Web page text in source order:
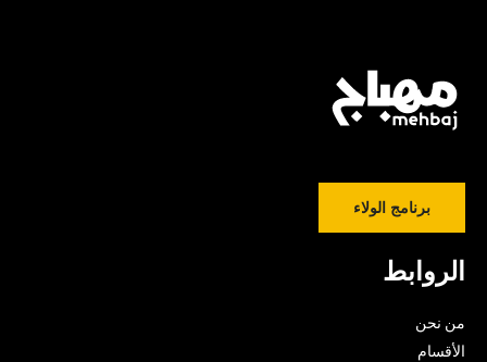
برنامج الولاء
الروابط
من نحن
الأقسام